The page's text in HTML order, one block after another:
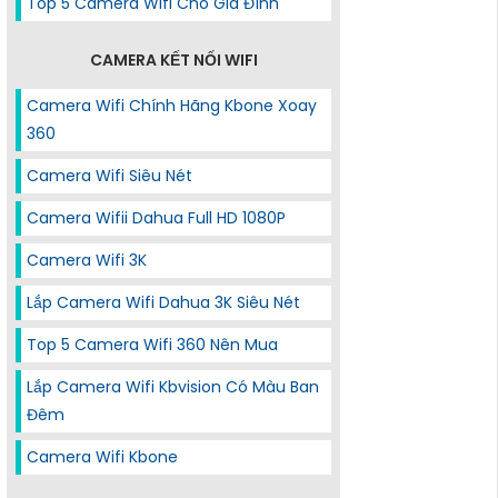
CAMERA KẾT NỐI WIFI
Camera Wifi Chính Hãng Kbone Xoay
360
Camera Wifi Siêu Nét
Camera Wifii Dahua Full HD 1080P
Camera Wifi 3K
Lắp Camera Wifi Dahua 3K Siêu Nét
Top 5 Camera Wifi 360 Nên Mua
Lắp Camera Wifi Kbvision Có Màu Ban
Đêm
Camera Wifi Kbone